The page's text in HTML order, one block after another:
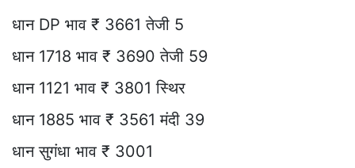
धान DP भाव ₹ 3661 तेजी 5
धान 1718 भाव ₹ 3690 तेजी 59
धान 1121 भाव ₹ 3801 स्थिर
धान 1885 भाव ₹ 3561 मंदी 39
धान सुगंधा भाव ₹ 3001